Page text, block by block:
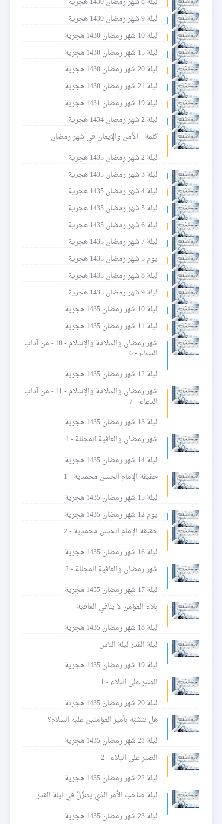
ليلة 9 شهر رمضان 1430 هجرية
ليلة 10 شهر رمضان 1430 هجرية
ليلة 15 شهر رمضان 1430 هجرية
ليلة 20 شهر رمضان 1430 هجرية
ليلة 21 شهر رمضان 1430 هجرية
ليلة 19 شهر رمضان 1431 هجرية
ليلة 2 شهر رمضان 1434 هجرية
كلمة - الأمن والإيمان في شهر رمضان
ليلة 2 شهر رمضان 1435 هجرية
ليلة 3 شهر رمضان 1435 هجرية
ليلة 4 شهر رمضان 1435 هجرية
ليلة 5 شهر رمضان 1435 هجرية
ليلة 6 شهر رمضان 1435 هجرية
ليلة 7 شهر رمضان 1435 هجرية
يوم 5 شهر رمضان 1435 هجرية
ليلة 8 شهر رمضان 1435 هجرية
ليلة 9 شهر رمضان 1435 هجرية
ليلة 10 شهر رمضان 1435 هجرية
ليلة 11 شهر رمضان 1435 هجرية
شهر رمضان والسلامة والإسلام - 10 - من آداب
الدعاء - 6
ليلة 12 شهر رمضان 1435 هجرية
شهر رمضان والسلامة والإسلام - 11 - من آداب
الدعاء - 7
ليلة 13 شهر رمضان 1435 هجرية
شهر رمضان والعافية المجللة - 1
ليلة 14 شهر رمضان 1435 هجرية
حقيقة الإمام الحسن محمدية - 1
ليلة 15 شهر رمضان 1435 هجرية
يوم 12 شهر رمضان 1435 هجرية
حقيقة الإمام الحسن محمدية - 2
ليلة 16 شهر رمضان 1435 هجرية
شهر رمضان والعافية المجللة - 2
ليلة 17 شهر رمضان 1435 هجرية
بلاء المؤمن لا ينافي العافية
ليلة 18 شهر رمضان 1435 هجرية
ليلة القدر ليلة الناس
ليلة 19 شهر رمضان 1435 هجرية
الصبر على البلاء - 1
ليلة 20 شهر رمضان 1435 هجرية
هل نتشبّه بأمير المؤمنين عليه السلام؟
ليلة 21 شهر رمضان 1435 هجرية
الصبر على البلاء - 2
ليلة 22 شهر رمضان 1435 هجرية
ليلة صاحب الأمر الذي يتنزّلُ في ليلة القدر
ليلة 23 شهر رمضان 1435 هجرية